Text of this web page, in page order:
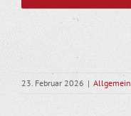
23. Februar 2026 | Allgemein